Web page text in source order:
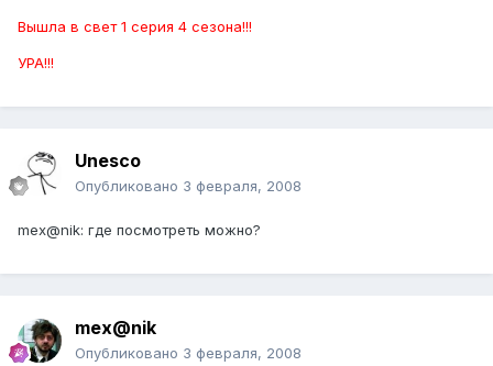
Вышла в свет 1 серия 4 сезона!!!
УРА!!!
Unesco
Опубликовано 3 февраля, 2008
mex@nik: где посмотреть можно?
mex@nik
Опубликовано 3 февраля, 2008